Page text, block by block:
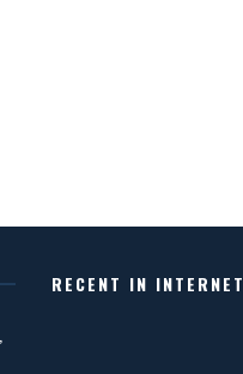
RECENT IN INTERNET